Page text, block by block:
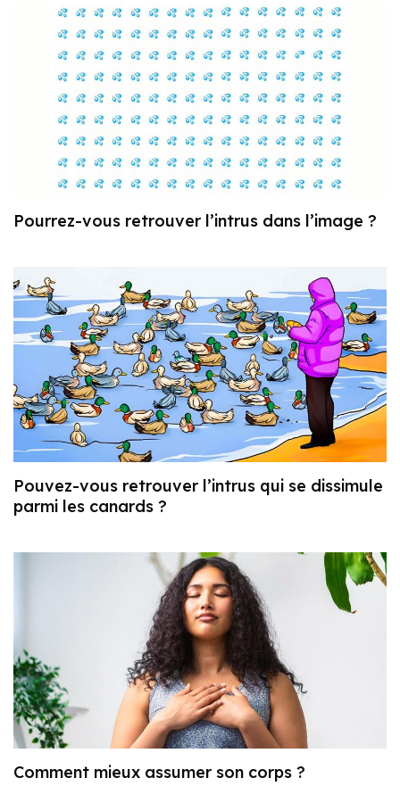
Pourrez-vous retrouver l’intrus dans l’image ?
Pouvez-vous retrouver l’intrus qui se dissimule
parmi les canards ?
Comment mieux assumer son corps ?